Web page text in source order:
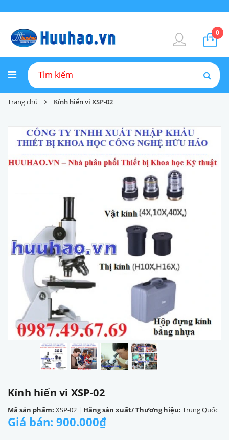
0
Trang chủ Kính hiển vi XSP-02
Kính hiển vi XSP-02
Mã sản phẩm: XSP-02 | Hãng sản xuất/ Thương hiệu: Trung Quốc
Giá bán: 900.000₫